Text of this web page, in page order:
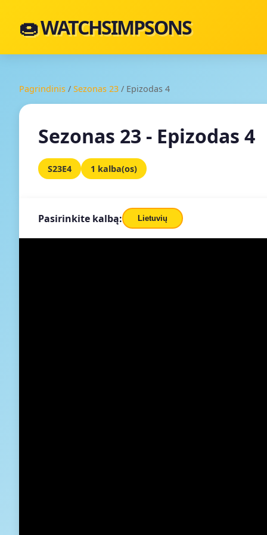
🍩 WATCHSIMPSONS
Pagrindinis / Sezonas 23 / Epizodas 4
Sezonas 23 - Epizodas 4
S23E4 1 kalba(os)
Pasirinkite kalbą: Lietuvių